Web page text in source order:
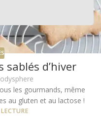
sablés d’hiver
les gourmands, même
au gluten et au lactose !